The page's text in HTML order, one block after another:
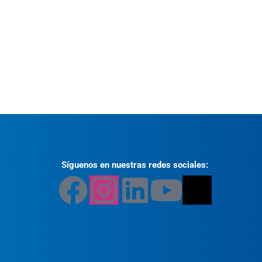
Síguenos en nuestras redes sociales: